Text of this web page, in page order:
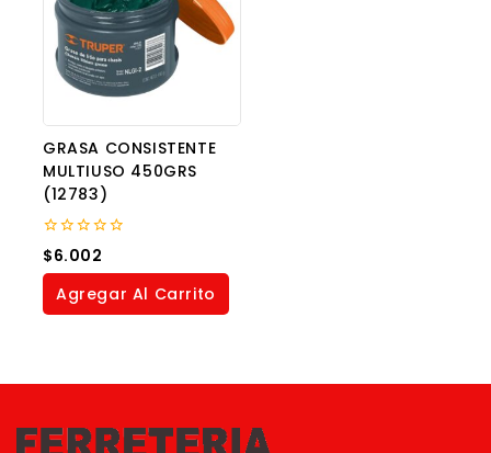
GRASA CONSISTENTE
MULTIUSO 450GRS
(12783)
0
out
of
$6.002
Agregar Al Carrito